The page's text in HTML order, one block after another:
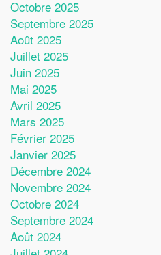
Octobre 2025
Septembre 2025
Août 2025
Juillet 2025
Juin 2025
Mai 2025
Avril 2025
Mars 2025
Février 2025
Janvier 2025
Décembre 2024
Novembre 2024
Octobre 2024
Septembre 2024
Août 2024